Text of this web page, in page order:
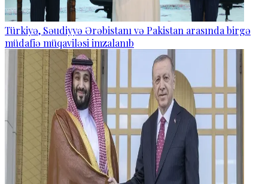
Türkiyə, Səudiyyə Ərəbistanı və Pakistan arasında birgə
müdafiə müqaviləsi imzalanıb